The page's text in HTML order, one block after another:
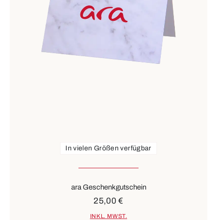
In vielen Größen verfügbar
ara Geschenkgutschein
25,00 €
INKL. MWST.